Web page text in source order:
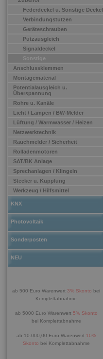
Federdeckel u. Sonstige Deckel
Verbindungstutzen
Geräteschrauben
Putzausgleich
Signaldeckel
Sonstige
Anschlussklemmen
Montagematerial
Potentialausgleich u.
Überspannung
Rohre u. Kanäle
Licht / Lampen / BW-Melder
Lüftung / Warmwasser / Heizen
Netzwerktechnik
Rauchmelder / Sicherheit
Rolladenmotoren
SAT/BK Anlage
Sprechanlagen / Klingeln
Stecker u. Kupplung
Werkzeug / Hilfsmittel
KNX
Photovoltaik
Sonderposten
NEU
ab 500 Euro Warenwert 3% Skonto bei
Komplettabnahme
ab 5000 Euro Warenwert 5% Skonto
bei Komplettabnahme
ab 10.000,00 Euro Warenwert 10%
Skonto bei Komplettabnahme